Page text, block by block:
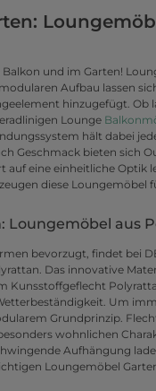
und im Garten!
Aufbau lassen
hinzugefügt. Ob
Lounge
hält dabei
Geschmack bieten sich
auf eine einheitliche Optik
diese Loungemöbel
Loungemöbel aus
bevorzugt, findet bei
Das innovative
Kunsstoffgeflecht
Um
Grundprinzip.
wohnlichen
Aufhängung
Loungemöbel